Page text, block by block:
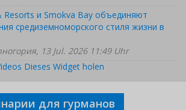
Resorts и Smokva Bay объединяют
средиземноморского стиля жизни в
13 Jul. 2026 11:49 Uhr
Dieses Widget holen
для гурманов